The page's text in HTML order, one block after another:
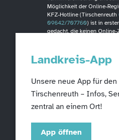
Landkreis-App
Unsere neue App für
Tirschenreuth – Infos,
zentral an einem Ort!
App öffnen
Möglichkeit der Online-
KFZ-Hotline (Tirschenreuth
09642/707760) ist in
gedacht, die keinen Online-
Steinmühle –
Verwaltung &
Mo – Do: 08:00 –
Fr: 08:00 - 11:45 Uhr
Mo – Fr: 08:00 – 11:45
Anlieferung ohne tel.